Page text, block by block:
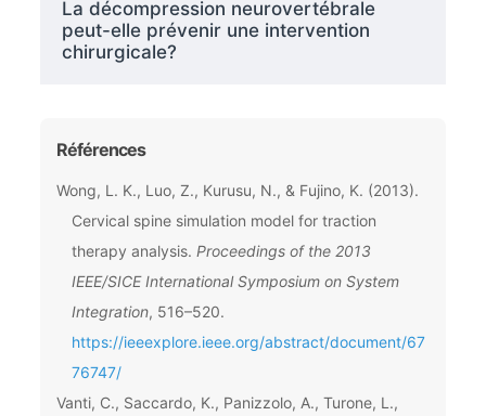
La décompression neurovertébrale
peut-elle prévenir une intervention
chirurgicale?
Références
Wong, L. K., Luo, Z., Kurusu, N., & Fujino, K. (2013).
Cervical spine simulation model for traction
therapy analysis. Proceedings of the 2013
IEEE/SICE International Symposium on System
Integration, 516–520.
https://ieeexplore.ieee.org/abstract/document/67
76747/
Vanti, C., Saccardo, K., Panizzolo, A., Turone, L.,